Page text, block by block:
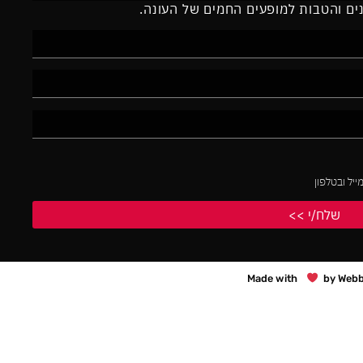
והטבות למופעים החמים של העונה.
ובטלפון
Made with by